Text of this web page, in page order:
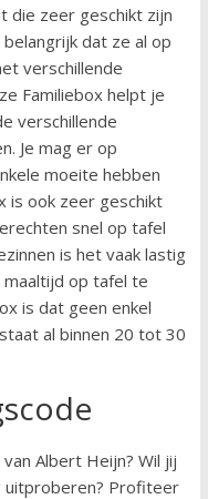
die zeer geschikt zijn
dat ze al op
verschillende
Familiebox helpt je
verschillende
Je mag er op
moeite hebben
is ook zeer geschikt
snel op tafel
is het vaak lastig
op tafel te
is dat geen enkel
al binnen 20 tot 30
Albert Heijn? Wil jij
Profiteer